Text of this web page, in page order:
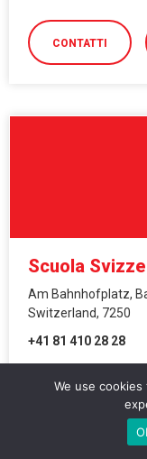
CONTATTI
Scuola
Am Bahnhofplatz,
Switzerland, 7250
+41 81 410 28 28
CONTATTI
We use